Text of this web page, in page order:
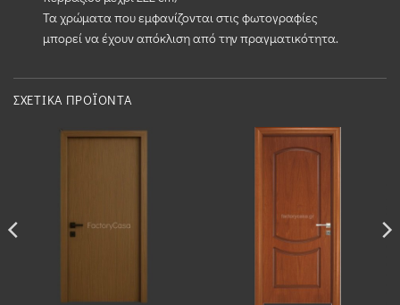
Τα χρώματα που εμφανίζονται στις φωτογραφίες
μπορεί να έχουν απόκλιση από την πραγματικότητα.
ΣΧΕΤΙΚΆ ΠΡΟΪΌΝΤΑ